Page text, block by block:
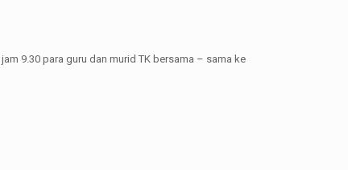
9.30 para guru dan murid TK bersama – sama ke